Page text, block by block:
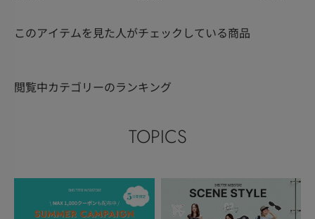
このアイテムを見た人がチェックしている商品
閲覧中カテゴリーのランキング
TOPICS